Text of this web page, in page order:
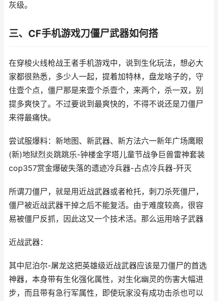
灰级。
三、CF手机游戏刀僵尸武器如何搭
在穿梭火线枪战王者手机游戏中，说到生化玩法，想必大
家都很熟悉，多少人一起，提着加特林，盘龙啥子的，守
住壹个点，僵尸那是来壹个杀壹个，来两个，杀一双，别
提多爽快了。不过要说到最爽快的，不得不说还是刀僵尸
来得最痛快。
尝试服爆料：新地图、新武器、新方法六一新年广场鹰眼
(新)地狱烈炎跳跳乐-钟楼金字塔儿童节战争巨兽雷神套装
cop357赏金爆破失落的遗迹冷兵器-占点冷兵器-歼灭
所谓刀僵尸，就是用近战武器或者枪托，刺刀杀死僵尸，
僵尸被近战武器干掉之后不能复活。由于难度较高，很容
易被僵尸反抓，因此这又一个技术活。那么运用啥子武器
近战武器：
其中尼泊尔-屠龙这把英雄级近战武器应该是刀僵尸的首选
神器，本身带有生化强化属性，对生化幽灵的伤害大幅进
步，而且带有急行军属性，即使玩家没有成功击杀也可以